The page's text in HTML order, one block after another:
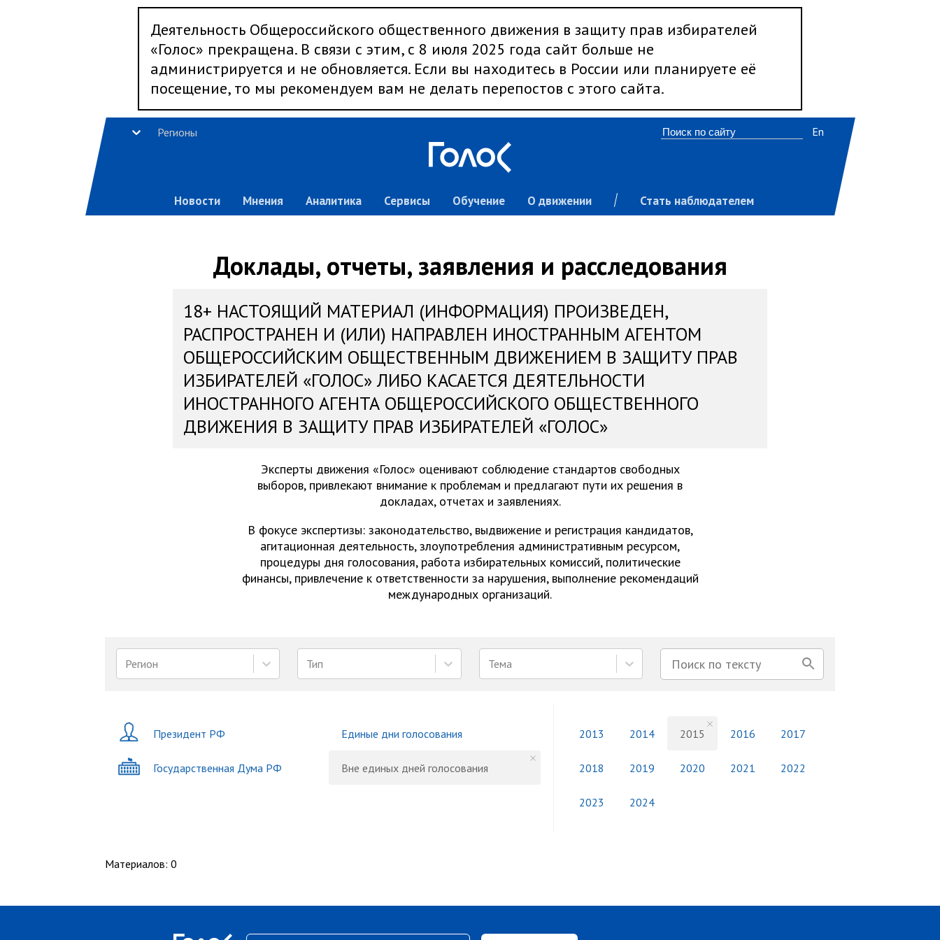
Деятельность Общероссийского общественного движения в защиту прав избирателей
«Голос» прекращена. В связи с этим, с 8 июля 2025 года сайт больше не
администрируется и не обновляется. Если вы находитесь в России или планируете её
посещение, то мы рекомендуем вам не делать перепостов с этого сайта.
Регионы
Новости Мнения Аналитика Сервисы Обучение О движении Стать наблюдателем
En
Доклады, отчеты, заявления и расследования
18+ НАСТОЯЩИЙ МАТЕРИАЛ (ИНФОРМАЦИЯ) ПРОИЗВЕДЕН,
РАСПРОСТРАНЕН И (ИЛИ) НАПРАВЛЕН ИНОСТРАННЫМ АГЕНТОМ
ОБЩЕРОССИЙСКИМ ОБЩЕСТВЕННЫМ ДВИЖЕНИЕМ В ЗАЩИТУ ПРАВ
ИЗБИРАТЕЛЕЙ «ГОЛОС» ЛИБО КАСАЕТСЯ ДЕЯТЕЛЬНОСТИ
ИНОСТРАННОГО АГЕНТА ОБЩЕРОССИЙСКОГО ОБЩЕСТВЕННОГО
ДВИЖЕНИЯ В ЗАЩИТУ ПРАВ ИЗБИРАТЕЛЕЙ «ГОЛОС»
Эксперты движения «Голос» оценивают соблюдение стандартов свободных
выборов, привлекают внимание к проблемам и предлагают пути их решения в
докладах, отчетах и заявлениях.
В фокусе экспертизы: законодательство, выдвижение и регистрация кандидатов,
агитационная деятельность, злоупотребления административным ресурсом,
процедуры дня голосования, работа избирательных комиссий, политические
финансы, привлечение к ответственности за нарушения, выполнение рекомендаций
международных организаций.
Регион Тип Тема
Президент РФ
Государственная Дума РФ
Единые дни голосования
Вне единых дней голосования
2013 2014 2015 2016 2017
2018 2019 2020 2021 2022
2023 2024
Материалов: 0